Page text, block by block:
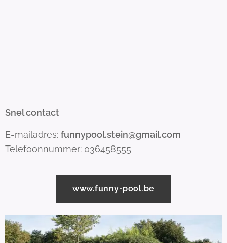
Snel contact
E-mailadres: funnypool.stein@gmail.com
Telefoonnummer: 036458555
www.funny-pool.be